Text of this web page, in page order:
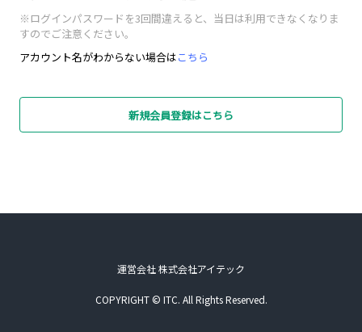
※ログインパスワードを3回間違えると、当日は利用できなくなりま
すのでご注意ください。
アカウント名がわからない場合はこちら
新規会員登録はこちら
運営会社 株式会社アイテック
COPYRIGHT © ITC. All Rights Reserved.